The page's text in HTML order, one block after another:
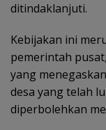
ditindaklanjuti.
Kebijakan ini
pemerintah
yang
desa yang telah
diperbolehkan